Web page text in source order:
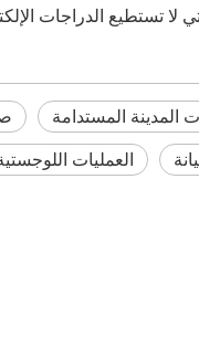
المدينة المستدامة
العمليات